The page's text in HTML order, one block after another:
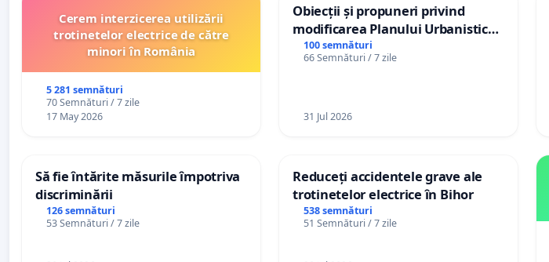
Cerem interzicerea utilizării
trotinetelor electrice de către
minori în România
5 281 semnături
70 Semnături / 7 zile
17 May 2026
Obiecții și propuneri privind
modificarea Planului Urbanistic
General al orașului Ialoveni
100 semnături
66 Semnături / 7 zile
31 Jul 2026
Să fie întărite măsurile împotriva
discriminării
126 semnături
53 Semnături / 7 zile
Reduceți accidentele grave ale
trotinetelor electrice în Bihor
538 semnături
51 Semnături / 7 zile